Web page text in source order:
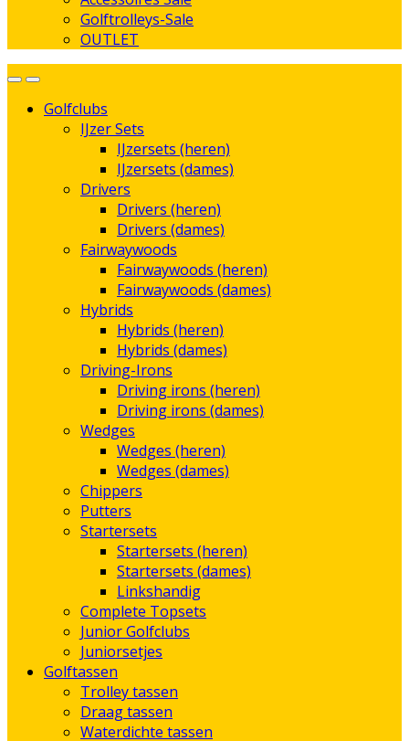
Golftrolleys-Sale
OUTLET
Golfclubs
IJzer Sets
IJzersets (heren)
IJzersets (dames)
Drivers
Drivers (heren)
Drivers (dames)
Fairwaywoods
Fairwaywoods (heren)
Fairwaywoods (dames)
Hybrids
Hybrids (heren)
Hybrids (dames)
Driving-Irons
Driving irons (heren)
Driving irons (dames)
Wedges
Wedges (heren)
Wedges (dames)
Chippers
Putters
Startersets
Startersets (heren)
Startersets (dames)
Linkshandig
Complete Topsets
Junior Golfclubs
Juniorsetjes
Golftassen
Trolley tassen
Draag tassen
Waterdichte tassen